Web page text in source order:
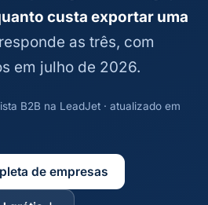
custa exportar uma
as três, com
em julho de 2026.
B2B na LeadJet · atualizado em
de empresas